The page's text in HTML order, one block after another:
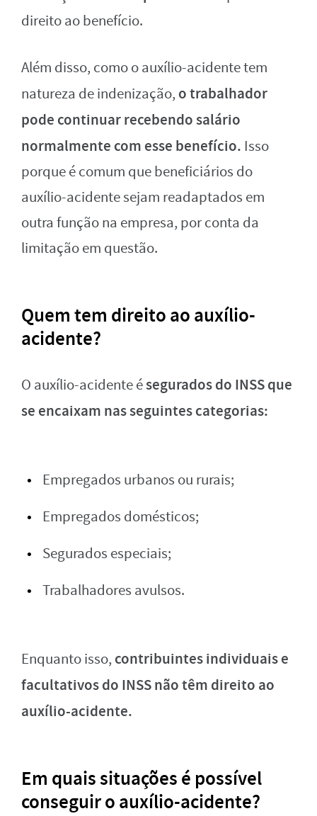
direito ao benefício.
Além disso, como o auxílio-acidente tem
natureza de indenização, o trabalhador
pode continuar recebendo salário
normalmente com esse benefício. Isso
porque é comum que beneficiários do
auxílio-acidente sejam readaptados em
outra função na empresa, por conta da
limitação em questão.
Quem tem direito ao auxílio-
acidente?
O auxílio-acidente ésegurados do INSS que
se encaixam nas seguintes categorias:
Empregados urbanos ou rurais;
Empregados domésticos;
Segurados especiais;
Trabalhadores avulsos.
Enquanto isso, contribuintes individuais e
facultativos do INSS não têm direito ao
auxílio-acidente.
Em quais situações é possível
conseguir o auxílio-acidente?